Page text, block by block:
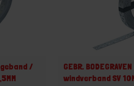
/
GEBR.
windverband SV